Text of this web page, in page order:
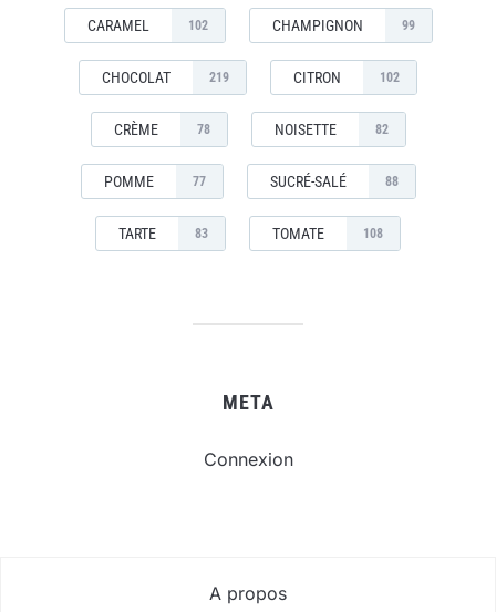
CARAMEL 102 CHAMPIGNON 99
CHOCOLAT 219 CITRON 102
CRÈME 78 NOISETTE 82
POMME 77 SUCRÉ-SALÉ 88
TARTE 83 TOMATE 108
META
Connexion
A propos